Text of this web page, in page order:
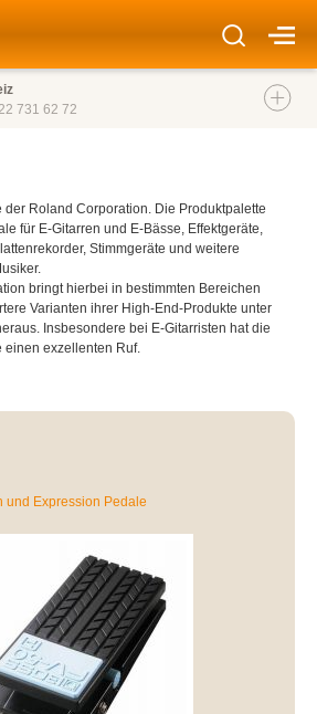
731 62 72
der Roland Corporation. Die Produktpalette
für E-Gitarren und E-Bässe, Effektgeräte,
Stimmgeräte und weitere
bringt hierbei in bestimmten Bereichen
Varianten ihrer High-End-Produkte unter
Insbesondere bei E-Gitarristen hat die
einen exzellenten Ruf.
und Expression Pedale